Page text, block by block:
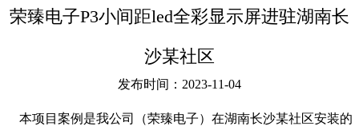
荣臻电子P3小间距led全彩显示屏进驻湖南长
沙某社区
发布时间：2023-11-04
本项目案例是我公司（荣臻电子）在湖南长沙某社区安装的